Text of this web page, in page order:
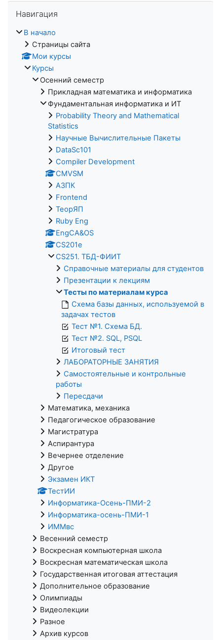
Навигация
В начало
Страницы сайта
Мои курсы
Курсы
Осенний семестр
Прикладная математика и информатика
Фундаментальная информатика и ИТ
Probability Theory and Mathematical
Statistics
Научные Вычислительные Пакеты
DataSc101
Compiler Development
CMVSM
АЗПК
Frontend
ТеорЯП
Ruby Eng
EngCA&OS
CS201e
CS251. ТБД-ФИИТ
Справочные материалы для студентов
Презентации к лекциям
Тесты по материалам курса
Схема базы данных, используемой в
задачах тестов
Тест №1. Cхема БД.
Тест №2. SQL, PSQL
Итоговый тест
ЛАБОРАТОРНЫЕ ЗАНЯТИЯ
Самостоятельные и контрольные
работы
Пересдачи
Математика, механика
Педагогическое образование
Магистратура
Аспирантура
Вечернее отделение
Другое
Экзамен ИКТ
ТестИИ
Информатика-Осень-ПМИ-2
Информатика-осень-ПМИ-1
ИММвс
Весенний семестр
Воскресная компьютерная школа
Воскресная математическая школа
Государственная итоговая аттестация
Дополнительное образование
Олимпиады
Видеолекции
Разное
Архив курсов